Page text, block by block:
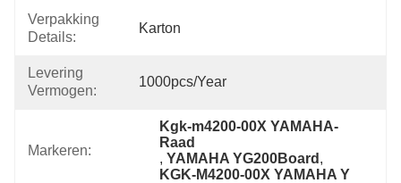
Verpakking
Details:
Karton
Levering
Vermogen:
1000pcs/year
Markeren:
Kgk-m4200-00X YAMAHA-
Raad
, YAMAHA YG200Board ,
KGK-M4200-00X YAMAHA Y